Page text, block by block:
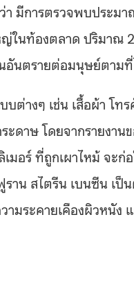
า มีการตรวจพบประ
ญ่ในท้องตลาด ปริมา
อันตรายต่อมนุษย์ตามที่
บต่างๆ เช่น เสื้อผ้า โ
ดาษ โดยจากรายงา
อร์ ที่ถูกเผาไหม้ จะก่อ
าน สไตรีน เบนซีน เ
ามระคายเคืองผิวหนั